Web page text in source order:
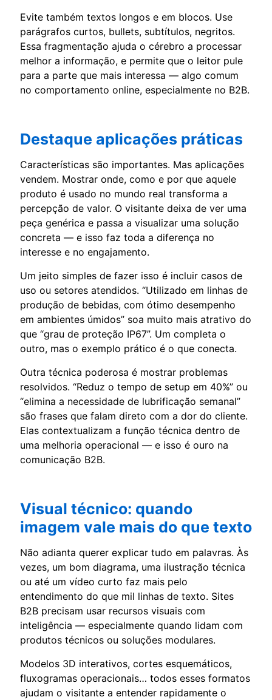
Evite também textos longos e em blocos. Use
parágrafos curtos, bullets, subtítulos, negritos.
Essa fragmentação ajuda o cérebro a processar
melhor a informação, e permite que o leitor pule
para a parte que mais interessa — algo comum
no comportamento online, especialmente no B2B.
Destaque aplicações práticas
Características são importantes. Mas aplicações
vendem. Mostrar onde, como e por que aquele
produto é usado no mundo real transforma a
percepção de valor. O visitante deixa de ver uma
peça genérica e passa a visualizar uma solução
concreta — e isso faz toda a diferença no
interesse e no engajamento.
Um jeito simples de fazer isso é incluir casos de
uso ou setores atendidos. “Utilizado em linhas de
produção de bebidas, com ótimo desempenho
em ambientes úmidos” soa muito mais atrativo do
que “grau de proteção IP67”. Um completa o
outro, mas o exemplo prático é o que conecta.
Outra técnica poderosa é mostrar problemas
resolvidos. “Reduz o tempo de setup em 40%” ou
“elimina a necessidade de lubrificação semanal”
são frases que falam direto com a dor do cliente.
Elas contextualizam a função técnica dentro de
uma melhoria operacional — e isso é ouro na
comunicação B2B.
Visual técnico: quando
imagem vale mais do que texto
Não adianta querer explicar tudo em palavras. Às
vezes, um bom diagrama, uma ilustração técnica
ou até um vídeo curto faz mais pelo
entendimento do que mil linhas de texto. Sites
B2B precisam usar recursos visuais com
inteligência — especialmente quando lidam com
produtos técnicos ou soluções modulares.
Modelos 3D interativos, cortes esquemáticos,
fluxogramas operacionais… todos esses formatos
ajudam o visitante a entender rapidamente o